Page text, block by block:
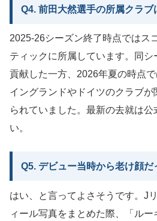
Q4. 前田大然選手の所属クラブ
2025-26シーズン終了時点ではス
ティックに所属しています。同
貢献した一方、2026年夏の時点で
イングランドやドイツのクラブ
られていました。最新の去就は公
い。
Q5. デビュー当時から老け顔だ
はい、と言ってよさそうです。J
ィール写真をまとめた際、「ル